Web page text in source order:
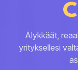
Älykkäät,
yrityksellesi